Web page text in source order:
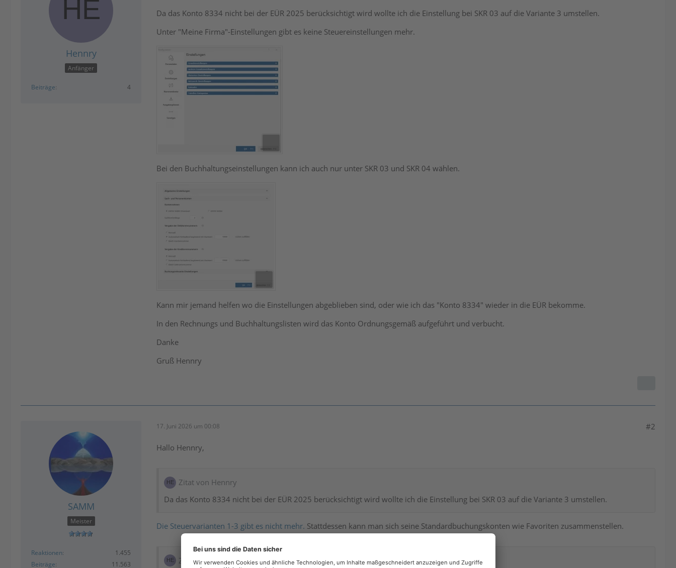
Hennry
Anfänger
Beiträge 4
Da das Konto 8334 nicht bei der EÜR 2025 berücksichtigt wird wollte ich die Einstellung bei SKR 03 auf die Variante 3 umstellen.
Unter "Meine Firma"-Einstellungen gibt es keine Steuereinstellungen mehr.
Bei den Buchhaltungseinstellungen kann ich auch nur unter SKR 03 und SKR 04 wählen.
Kann mir jemand helfen wo die Einstellungen abgeblieben sind, oder wie ich das "Konto 8334" wieder in die EÜR bekomme.
In den Rechnungs und Buchhaltungslisten wird das Konto Ordnungsgemäß aufgeführt und verbucht.
Danke
Gruß Hennry
SAMM
Meister
Reaktionen
1.455
Beiträge
11.563
17. Juni 2026 um 00:08 #2
Hallo Hennry,
Zitat von Hennry
Da das Konto 8334 nicht bei der EÜR 2025 berücksichtigt wird wollte ich die Einstellung bei SKR 03 auf die Variante 3 umstellen.
Die Steuervarianten 1-3 gibt es nicht mehr. Stattdessen kann man sich seine Standardbuchungskonten wie Favoriten zusammenstellen.
Zitat von Hennry